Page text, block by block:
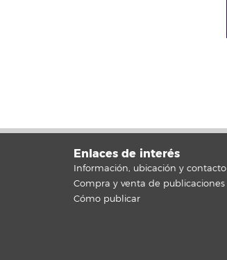
Enlaces de interés
Información, ubicación y contacto
Compra y venta de publicaciones
Cómo publicar